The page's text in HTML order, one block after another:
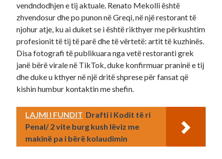
vendndodhjen e tij aktuale. Renato Mekolli është
zhvendosur dhe po punon në Greqi, në një restorant të
njohur atje, ku ai duket se i është rikthyer me përkushtim
profesionit të tij të parë dhe të vërtetë: artit të kuzhinës.
Disa fotografi të publikuara nga vetë restoranti grek
janë bërë virale në TikTok, duke konfirmuar praninë e tij
dhe duke u kthyer në një dritë shprese për fansat që
kishin humbur kontaktin me shefin.
LAJMI I FUNDIT Drafti i Kodit të ri
Penal/ 2 vite burg kush lëviz me
makinë pa i bërë kolaudimin